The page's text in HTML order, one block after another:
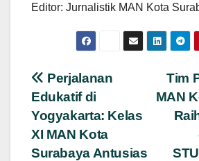
Editor: Jurnalistik MAN Kota
Navigasi
pos
Tim
MAN
Perjalanan
Edukatif di
Yogyakarta: Kelas
XI MAN Kota
Surabaya Antusias